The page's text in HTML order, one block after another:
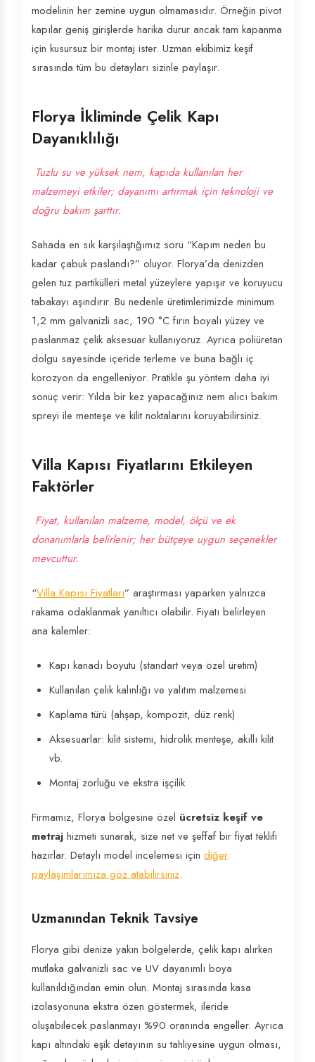
modelinin her zemine uygun olmamasıdır. Örneğin pivot
kapılar geniş girişlerde harika durur ancak tam kapanma
için kusursuz bir montaj ister. Uzman ekibimiz keşif
sırasında tüm bu detayları sizinle paylaşır.
Florya İkliminde Çelik Kapı
Dayanıklılığı
Tuzlu su ve yüksek nem, kapıda kullanılan her
malzemeyi etkiler; dayanımı artırmak için teknoloji ve
doğru bakım şarttır.
Sahada en sık karşılaştığımız soru “Kapım neden bu
kadar çabuk paslandı?” oluyor. Florya’da denizden
gelen tuz partikülleri metal yüzeylere yapışır ve koruyucu
tabakayı aşındırır. Bu nedenle üretimlerimizde minimum
1,2 mm galvanizli sac, 190 °C fırın boyalı yüzey ve
paslanmaz çelik aksesuar kullanıyoruz. Ayrıca poliüretan
dolgu sayesinde içeride terleme ve buna bağlı iç
korozyon da engelleniyor. Pratikle şu yöntem daha iyi
sonuç verir: Yılda bir kez yapacağınız nem alıcı bakım
spreyi ile menteşe ve kilit noktalarını koruyabilirsiniz.
Villa Kapısı Fiyatlarını Etkileyen
Faktörler
Fiyat, kullanılan malzeme, model, ölçü ve ek
donanımlarla belirlenir; her bütçeye uygun seçenekler
mevcuttur.
“Villa Kapısı Fiyatları” araştırması yaparken yalnızca
rakama odaklanmak yanıltıcı olabilir. Fiyatı belirleyen
ana kalemler:
Kapı kanadı boyutu (standart veya özel üretim)
Kullanılan çelik kalınlığı ve yalıtım malzemesi
Kaplama türü (ahşap, kompozit, düz renk)
Aksesuarlar: kilit sistemi, hidrolik menteşe, akıllı kilit
vb.
Montaj zorluğu ve ekstra işçilik
Firmamız, Florya bölgesine özel ücretsiz keşif ve
metraj hizmeti sunarak, size net ve şeffaf bir fiyat teklifi
hazırlar. Detaylı model incelemesi için diğer
paylaşımlarımıza göz atabilirsiniz.
Uzmanından Teknik Tavsiye
Florya gibi denize yakın bölgelerde, çelik kapı alırken
mutlaka galvanizli sac ve UV dayanımlı boya
kullanıldığından emin olun. Montaj sırasında kasa
izolasyonuna ekstra özen göstermek, ileride
oluşabilecek paslanmayı %90 oranında engeller. Ayrıca
kapı altındaki eşik detayının su tahliyesine uygun olması,